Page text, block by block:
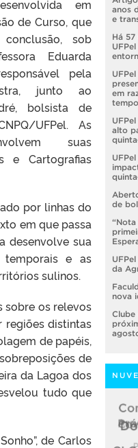
em
de Curso, que
sob
Eduarda
pela
junto ao
bolsista de
UFPel. As
suas
e Cartografias
por linhas do
em que passa
desenvolve sua
e as
sulinos.
sobre os relevos
regiões distintas
de papéis,
de
da Lagoa dos
tudo que
de Carlos
anos
e
Há
em
alto
de
“Nota
da
nova
Clube